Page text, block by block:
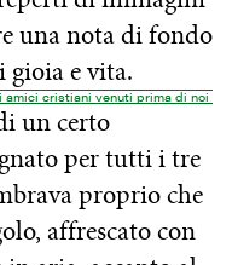
una nota di fondo
gioia e vita.
amici cristiani venuti prima di noi
un certo
per tutti i tre
proprio che
affrescato con